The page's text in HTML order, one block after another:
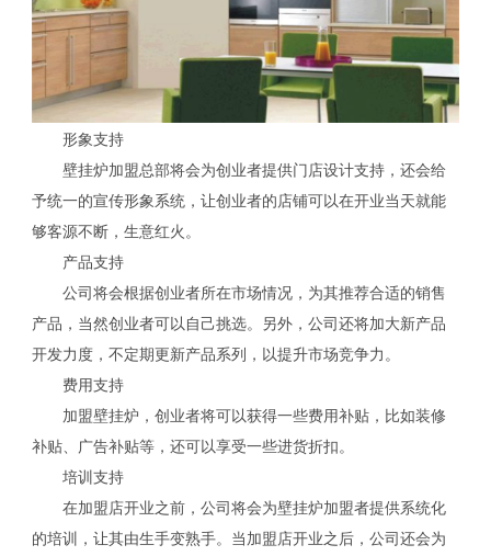
形象支持
壁挂炉加盟总部将会为创业者提供门店设计支持，还会给
予统一的宣传形象系统，让创业者的店铺可以在开业当天就能
够客源不断，生意红火。
产品支持
公司将会根据创业者所在市场情况，为其推荐合适的销售
产品，当然创业者可以自己挑选。另外，公司还将加大新产品
开发力度，不定期更新产品系列，以提升市场竞争力。
费用支持
加盟壁挂炉，创业者将可以获得一些费用补贴，比如装修
补贴、广告补贴等，还可以享受一些进货折扣。
培训支持
在加盟店开业之前，公司将会为壁挂炉加盟者提供系统化
的培训，让其由生手变熟手。当加盟店开业之后，公司还会为